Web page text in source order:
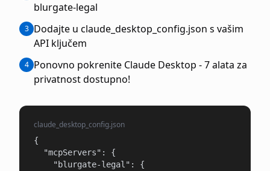
blurgate-legal
3 Dodajte u claude_desktop_config.json s vašim
API ključem
4 Ponovno pokrenite Claude Desktop - 7 alata za
privatnost dostupno!
claude_desktop_config.json
{
  "mcpServers": {
    "blurgate-legal": {